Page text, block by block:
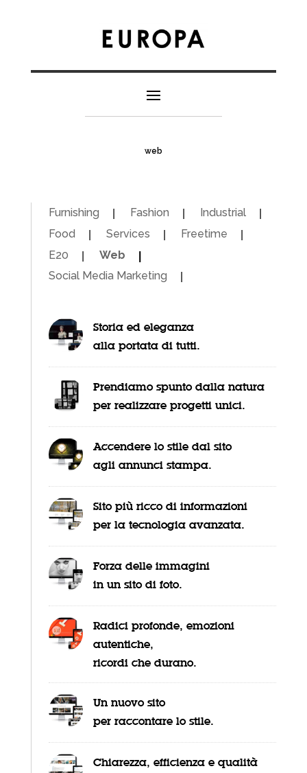
web
Furnishing Fashion
Industrial
Food
Services
Freetime
E20
Web
Social Media Marketing
Storia ed eleganza
alla portata di tutti.
Prendiamo spunto dalla natura
per realizzare progetti unici.
Accendere lo stile dal sito
agli annunci stampa.
Sito più ricco di informazioni
per la tecnologia avanzata.
Forza delle immagini
in un sito di foto.
Radici profonde, emozioni
autentiche,
ricordi che durano.
Un nuovo sito
per raccontare lo stile.
Chiarezza, efficienza e qualità